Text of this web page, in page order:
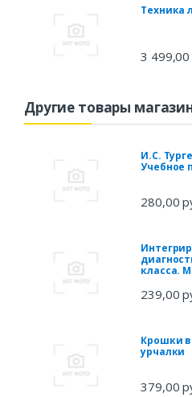
Техника
3 499,00
Другие товары
И.С.
Учебное
280,00
класса.
239,00
Крошки
урчалки
379,00